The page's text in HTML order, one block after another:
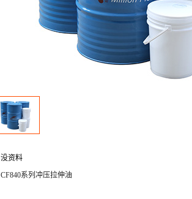
没资料
CF840系列冲压拉伸油